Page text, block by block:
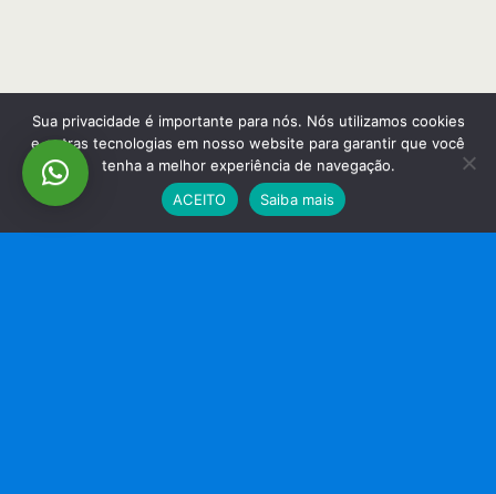
Sua privacidade é importante para nós. Nós utilizamos cookies
e outras tecnologias em nosso website para garantir que você
tenha a melhor experiência de navegação.
ACEITO
Saiba mais